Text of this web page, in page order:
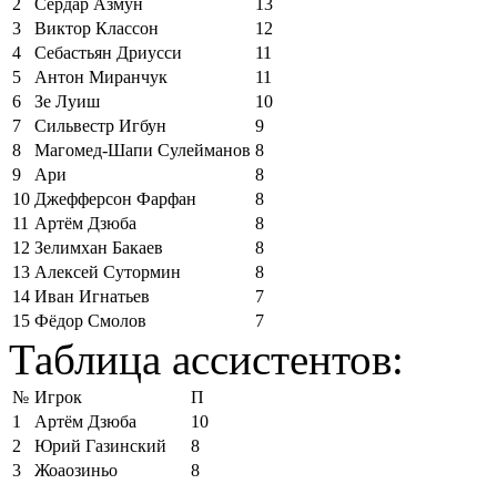
2
Сердар Азмун
13
3
Виктор Классон
12
4
Себастьян Дриусси
11
5
Антон Миранчук
11
6
Зе Луиш
10
7
Сильвестр Игбун
9
8
Магомед-Шапи Сулейманов 8
9
Ари
8
10 Джефферсон Фарфан
8
11 Артём Дзюба
8
12 Зелимхан Бакаев
8
13 Алексей Сутормин
8
14 Иван Игнатьев
7
15 Фёдор Смолов 7
Таблица ассистентов:
№ Игрок
П
1
Артём Дзюба
10
2
Юрий Газинский
8
3
Жоаозиньо
8